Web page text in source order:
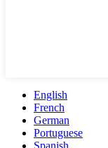
English
French
German
Portuguese
Spanish